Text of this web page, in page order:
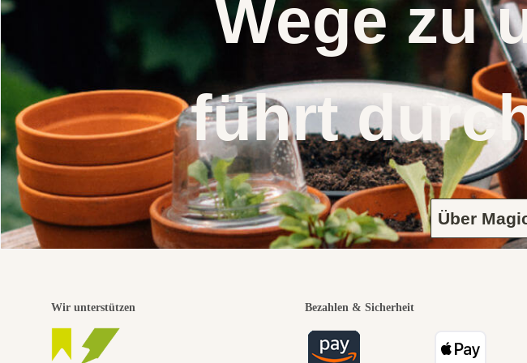
Wege
führt
Über
Wir unterstützen Bezahlen & Sicherheit